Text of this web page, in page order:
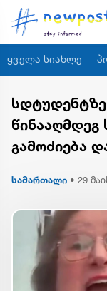
ყველა სიახლე
გამოძიება
სამართალი • 29